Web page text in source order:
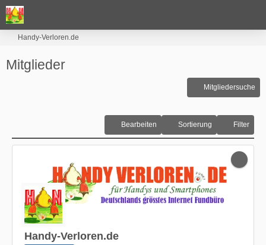
Handy-Verloren.de
Mitglieder
Mitgliedersuche
Bearbeiten Sortierung Filter
Handy-Verloren.de